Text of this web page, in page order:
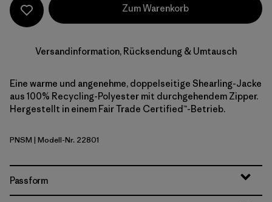
Zum Warenkorb
Versandinformation, Rücksendung & Umtausch
Eine warme und angenehme, doppelseitige Shearling-Jacke
aus 100% Recycling-Polyester mit durchgehendem Zipper.
Hergestellt in einem Fair Trade Certified™-Betrieb.
Pelican w/Smolder Blue
PNSM | Modell-Nr. 22801
Passform